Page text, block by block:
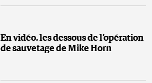
En vidéo, les dessous de l’opération
de sauvetage de Mike Horn